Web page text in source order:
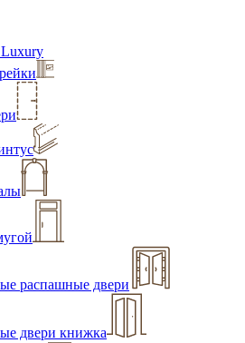
распашные двери
двери книжка